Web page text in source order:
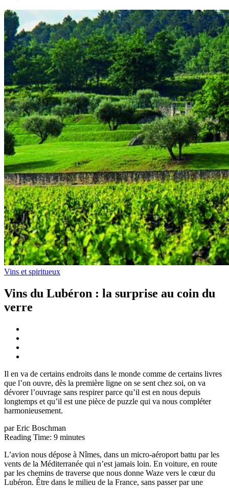
Vins et spiritueux
Vins du Lubéron : la surprise au coin du
verre
Il en va de certains endroits dans le monde comme de certains livres
que l’on ouvre, dès la première ligne on se sent chez soi, on va
dévorer l’ouvrage sans respirer parce qu’il est en nous depuis
longtemps et qu’il est une pièce de puzzle qui va nous compléter
harmonieusement.
par Eric Boschman
Reading Time: 9 minutes
L’avion nous dépose à Nîmes, dans un micro-aéroport battu par les
vents de la Méditerranée qui n’est jamais loin. En voiture, en route
par les chemins de traverse que nous donne Waze vers le cœur du
Lubéron. Être dans le milieu de la France, sans passer par une